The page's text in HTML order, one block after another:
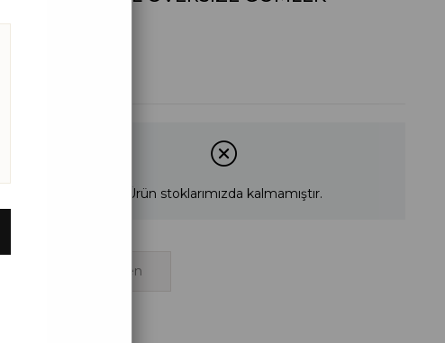
Ürün stoklarımızda kalmamıştır.
Tek Beden